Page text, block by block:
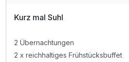
Kurz mal Suhl
2 Übernachtungen
2 x reichhaltiges Frühstücksbuffet